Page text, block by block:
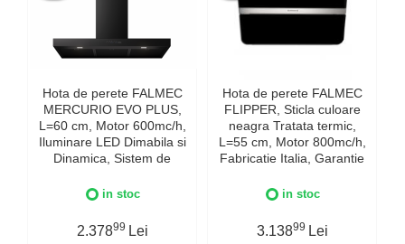
Hota de perete FALMEC
MERCURIO EVO PLUS,
L=60 cm, Motor 600mc/h,
Iluminare LED Dimabila si
Dinamica, Sistem de
plita si hota Falmec,
5 ani, Neagra
in stoc
2.37899 Lei
Hota de perete FALMEC
FLIPPER, Sticla culoare
neagra Tratata termic,
L=55 cm, Motor 800mc/h,
Fabricatie Italia, Garantie
si Dimabila, Inox AISI 304
in stoc
3.13899 Lei